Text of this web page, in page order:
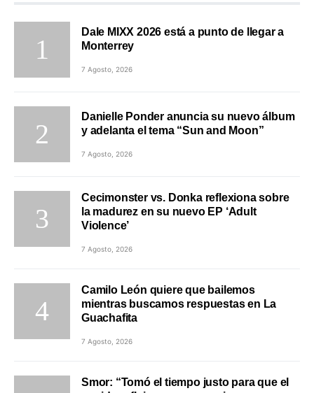
Dale MIXX 2026 está a punto de llegar a
Monterrey
7 Agosto, 2026
Danielle Ponder anuncia su nuevo álbum
y adelanta el tema “Sun and Moon”
7 Agosto, 2026
Cecimonster vs. Donka reflexiona sobre
la madurez en su nuevo EP ‘Adult
Violence’
7 Agosto, 2026
Camilo León quiere que bailemos
mientras buscamos respuestas en La
Guachafita
7 Agosto, 2026
Smor: “Tomó el tiempo justo para que el